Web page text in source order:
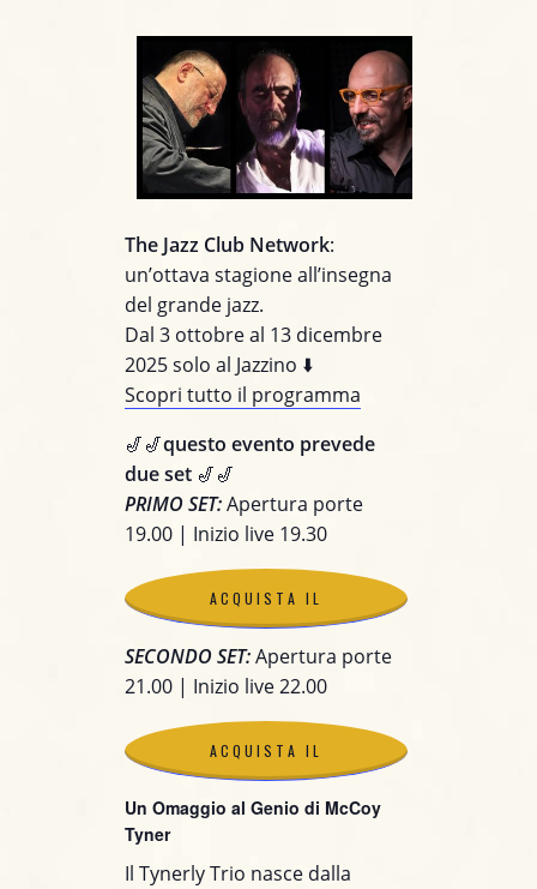
The Jazz Club Network:
un’ottava stagione all’insegna
del grande jazz.
Dal 3 ottobre al 13 dicembre
2025 solo al Jazzino ⬇️
Scopri tutto il programma
🎷🎷questo evento prevede
due set 🎷🎷
PRIMO SET:Apertura porte
19.00 | Inizio live 19.30
ACQUISTA IL
BIGLIETTO
BIGLIETTO
SECONDO SET:Apertura porte
21.00 | Inizio live 22.00
ACQUISTA IL
BIGLIETTO
ACQUISTA IL
Un Omaggio al Genio di McCoy
Tyner
Il Tynerly Trio nasce dalla